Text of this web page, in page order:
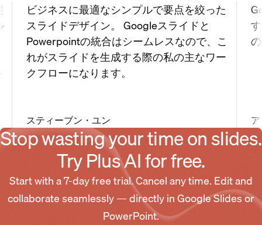
ビジネスに最適なシンプルで要点を絞った
スライドデザイン。 Googleスライドと
Powerpointの統合はシームレスなので、こ
れがスライドを生成する際の私の主なワー
クフローになります。
スティーブン・ユン
Stop wasting your time on slides.
Try Plus AI for free.
Start with a 7-day free trial. Cancel any time. Edit and
collaborate seamlessly — directly in Google Slides or
PowerPoint.